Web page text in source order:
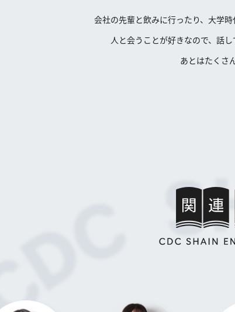
会社の先輩と飲みに行ったり、大学
人と会うことが好きなので、話
あとはたくさ